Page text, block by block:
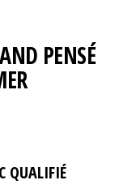
PENSÉ
QUALIFIÉ